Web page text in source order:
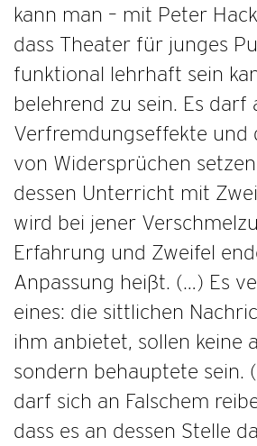
kann man – mit Peter
dass Theater für junges
funktional lehrhaft sein
belehrend zu sein. Es darf
Verfremdungseffekte und
von Widersprüchen
dessen Unterricht mit
wird bei jener
Erfahrung und Zweifel
Anpassung heißt. (…) Es
eines: die sittlichen
ihm anbietet, sollen keine
sondern behauptete sein.
darf sich an Falschem
dass es an dessen Stelle